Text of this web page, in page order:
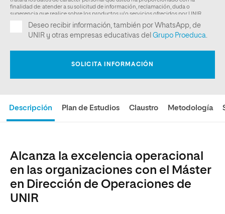
Descripción Plan de Estudios Claustro Metodología
Alcanza la excelencia operacional
en las organizaciones con el Máster
en Dirección de Operaciones de
UNIR